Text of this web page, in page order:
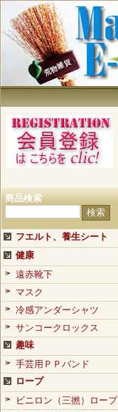
商品検索
フエルト、養生シート
健康
遠赤靴下
マスク
冷感アンダーシャツ
サンコークロックス
趣味
手芸用ＰＰバンド
ロープ
ビニロン（三撚）ロープ